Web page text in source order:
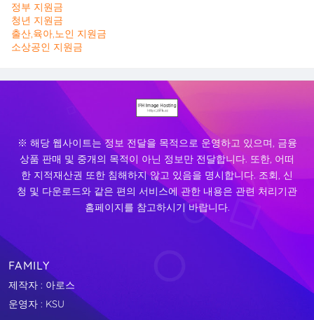
정부 지원금
청년 지원금
출산,육아,노인 지원금
소상공인 지원금
※ 해당 웹사이트는 정보 전달을 목적으로 운영하고 있으며, 금융
상품 판매 및 중개의 목적이 아닌 정보만 전달합니다. 또한, 어떠
한 지적재산권 또한 침해하지 않고 있음을 명시합니다. 조회, 신
청 및 다운로드와 같은 편의 서비스에 관한 내용은 관련 처리기관
홈페이지를 참고하시기 바랍니다.
FAMILY
제작자 : 아로스
운영자 : KSU